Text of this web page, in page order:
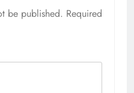
be published. Required